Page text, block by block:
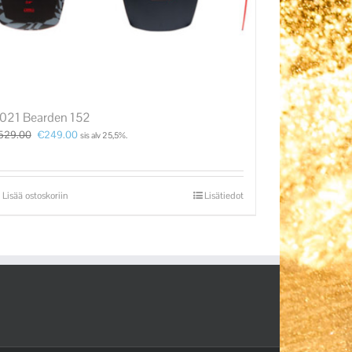
Bearden 152
€249.00 sis alv 25,5%.
Lisää ostoskoriin Lisätiedot